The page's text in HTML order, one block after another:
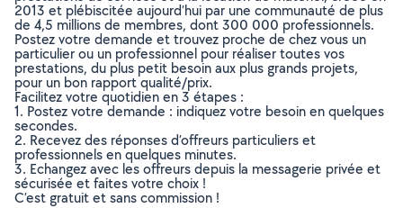
2013 et plébiscitée aujourd’hui par une communauté de plus
de 4,5 millions de membres, dont 300 000 professionnels.
Postez votre demande et trouvez proche de chez vous un
particulier ou un professionnel pour réaliser toutes vos
prestations, du plus petit besoin aux plus grands projets,
pour un bon rapport qualité/prix.
Facilitez votre quotidien en 3 étapes :
1. Postez votre demande : indiquez votre besoin en quelques
secondes.
2. Recevez des réponses d’offreurs particuliers et
professionnels en quelques minutes.
3. Echangez avec les offreurs depuis la messagerie privée et
sécurisée et faites votre choix !
C’est gratuit et sans commission !